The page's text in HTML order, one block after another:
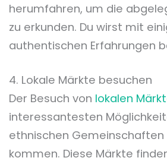
herumfahren, um die
zu erkunden. Du wirst mit
authentischen Erfahrungen
4. Lokale Märkte besuchen
Der Besuch von lokalen
interessantesten
ethnischen Gemeinschaften
kommen. Diese Märkte